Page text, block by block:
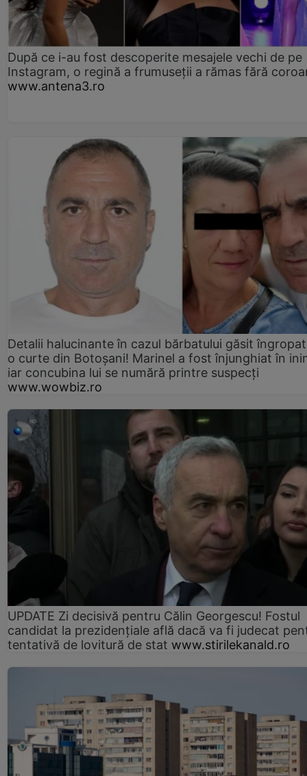
După ce i-au fost descoperite mesajele vechi de pe
Instagram, o regină a frumuseții a rămas fără
www.antena3.ro
Detalii halucinante în cazul bărbatului găsit
o curte din Botoșani! Marinel a fost înjunghiat în
iar concubina lui se numără printre suspecți
www.wowbiz.ro
UPDATE Zi decisivă pentru Călin Georgescu! Fostul
candidat la prezidențiale află dacă va fi judecat
tentativă de lovitură de stat www.stirilekanald.ro